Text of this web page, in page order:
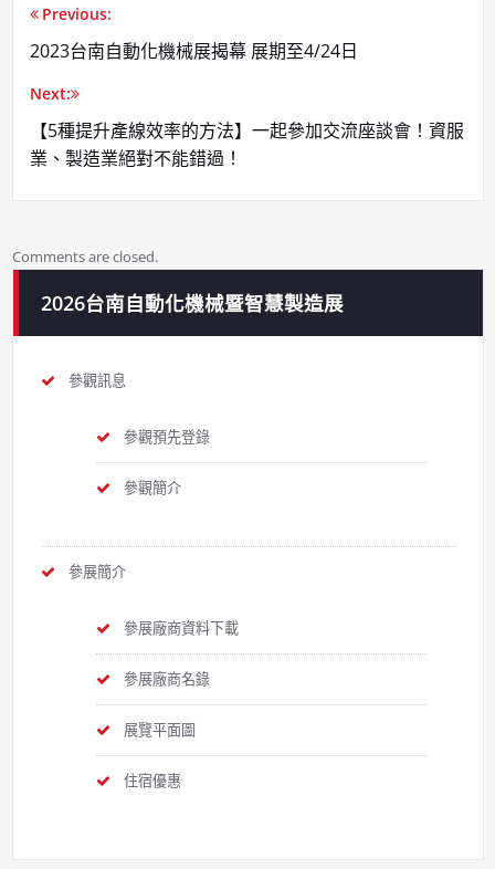
文
章
導
覽
Previous:
2023台南自動化機械展揭幕 展期至4/24日
Next:
【5種提升產線效率的方法】一起參加交流座談會！資服
業、製造業絕對不能錯過！
Comments are closed.
2026台南自動化機械暨智慧製造展
參觀訊息
參觀預先登錄
參觀簡介
參展簡介
參展廠商資料下載
參展廠商名錄
展覽平面圖
住宿優惠